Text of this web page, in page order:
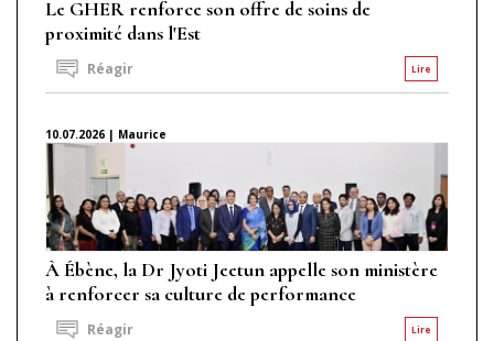
Le GHER renforce son offre de soins de
proximité dans l'Est
Lire
Réagir
10.07.2026 | Maurice
À Ébène, la Dr Jyoti Jeetun appelle son ministère
à renforcer sa culture de performance
Lire
Réagir